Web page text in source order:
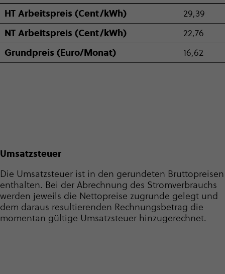
HT Arbeits­preis (Cent/kWh)
29,39
NT Arbeits­preis (Cent/kWh)
22,76
Grund­preis (Euro/Monat)
16,62
Umsatzsteuer
Die Umsatzsteuer ist in den gerundeten Bruttopreisen
enthalten. Bei der Abrechnung des Strom­ver­brauchs
werden jeweils die Nettopreise zugrunde gelegt und
dem daraus resultierenden Rech­nungs­be­trag die
momentan gültige Umsatzsteuer hinzugerechnet.